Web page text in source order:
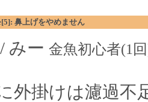
鼻上げをやめません
みー 金魚初心者(1回
外掛けは濾過不